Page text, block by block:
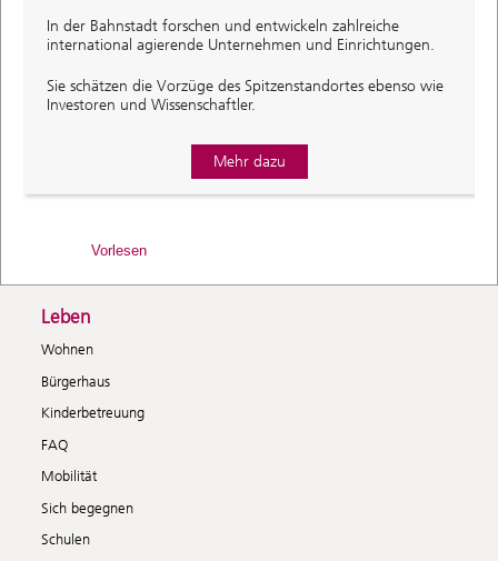
In der Bahnstadt forschen und entwickeln zahlreiche
international agierende Unternehmen und Einrichtungen.
Sie schätzen die Vorzüge des Spitzenstandortes ebenso wie
Investoren und Wissenschaftler.
Mehr dazu
Vorlesen
Leben
Wohnen
Bürgerhaus
Kinderbetreuung
FAQ
Mobilität
Sich begegnen
Schulen